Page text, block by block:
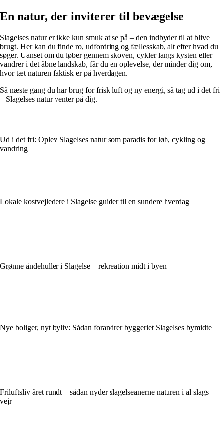
En natur, der inviterer til bevægelse
Slagelses natur er ikke kun smuk at se på – den indbyder til at blive
brugt. Her kan du finde ro, udfordring og fællesskab, alt efter hvad du
søger. Uanset om du løber gennem skoven, cykler langs kysten eller
vandrer i det åbne landskab, får du en oplevelse, der minder dig om,
hvor tæt naturen faktisk er på hverdagen.
Så næste gang du har brug for frisk luft og ny energi, så tag ud i det fri
– Slagelses natur venter på dig.
Ud i det fri: Oplev Slagelses natur som paradis for løb, cykling og
vandring
Lokale kostvejledere i Slagelse guider til en sundere hverdag
Grønne åndehuller i Slagelse – rekreation midt i byen
Nye boliger, nyt byliv: Sådan forandrer byggeriet Slagelses bymidte
Friluftsliv året rundt – sådan nyder slagelseanerne naturen i al slags
vejr